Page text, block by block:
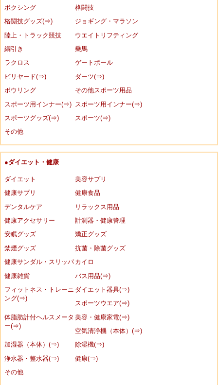
ボクシング
格闘技
格闘技グッズ(⇒)
ジョギング・マラソン
陸上・トラック競技
ウエイトリフティング
綱引き
乗馬
ラクロス
ゲートボール
ビリヤード(⇒)
ダーツ(⇒)
ボウリング
その他スポーツ用品
スポーツ用インナー(⇒)
スポーツ用インナー(⇒)
スポーツグッズ(⇒)
スポーツ(⇒)
その他
●ダイエット・健康
ダイエット
美容サプリ
健康サプリ
健康食品
デンタルケア
リラックス用品
健康アクセサリー
計測器・健康管理
安眠グッズ
矯正グッズ
禁煙グッズ
抗菌・除菌グッズ
健康サンダル・スリッパ カイロ
健康雑貨
バス用品(⇒)
フィットネス・トレーニ
ング(⇒)
ダイエット器具(⇒)
スポーツウエア(⇒)
体脂肪計付ヘルスメータ
ー(⇒)
美容・健康家電(⇒)
空気清浄機（本体）(⇒)
加湿器（本体）(⇒)
除湿機(⇒)
浄水器・整水器(⇒)
健康(⇒)
その他